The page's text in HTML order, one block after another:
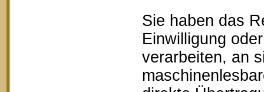
Sie haben das
Einwilligung
verarbeiten, an